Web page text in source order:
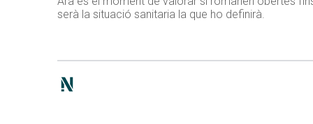
serà la situació sanitaria la que ho definirà.